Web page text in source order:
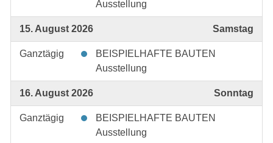
Ausstellung
15. August 2026 Samstag
Ganztägig
BEISPIELHAFTE BAUTEN
Ausstellung
16. August 2026 Sonntag
Ganztägig
BEISPIELHAFTE BAUTEN
Ausstellung